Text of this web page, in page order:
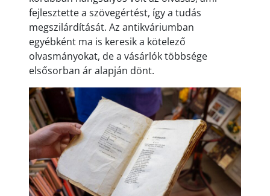
fejlesztette a szövegértést, így a tudás
megszilárdítását. Az antikváriumban
egyébként ma is keresik a kötelező
olvasmányokat, de a vásárlók többsége
elsősorban ár alapján dönt.